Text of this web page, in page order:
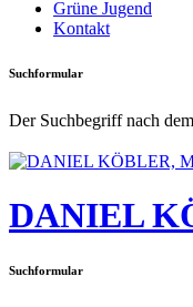
Grüne Jugend
Kontakt
Suchformular
Der Suchbegriff nach
DANIEL
Suchformular